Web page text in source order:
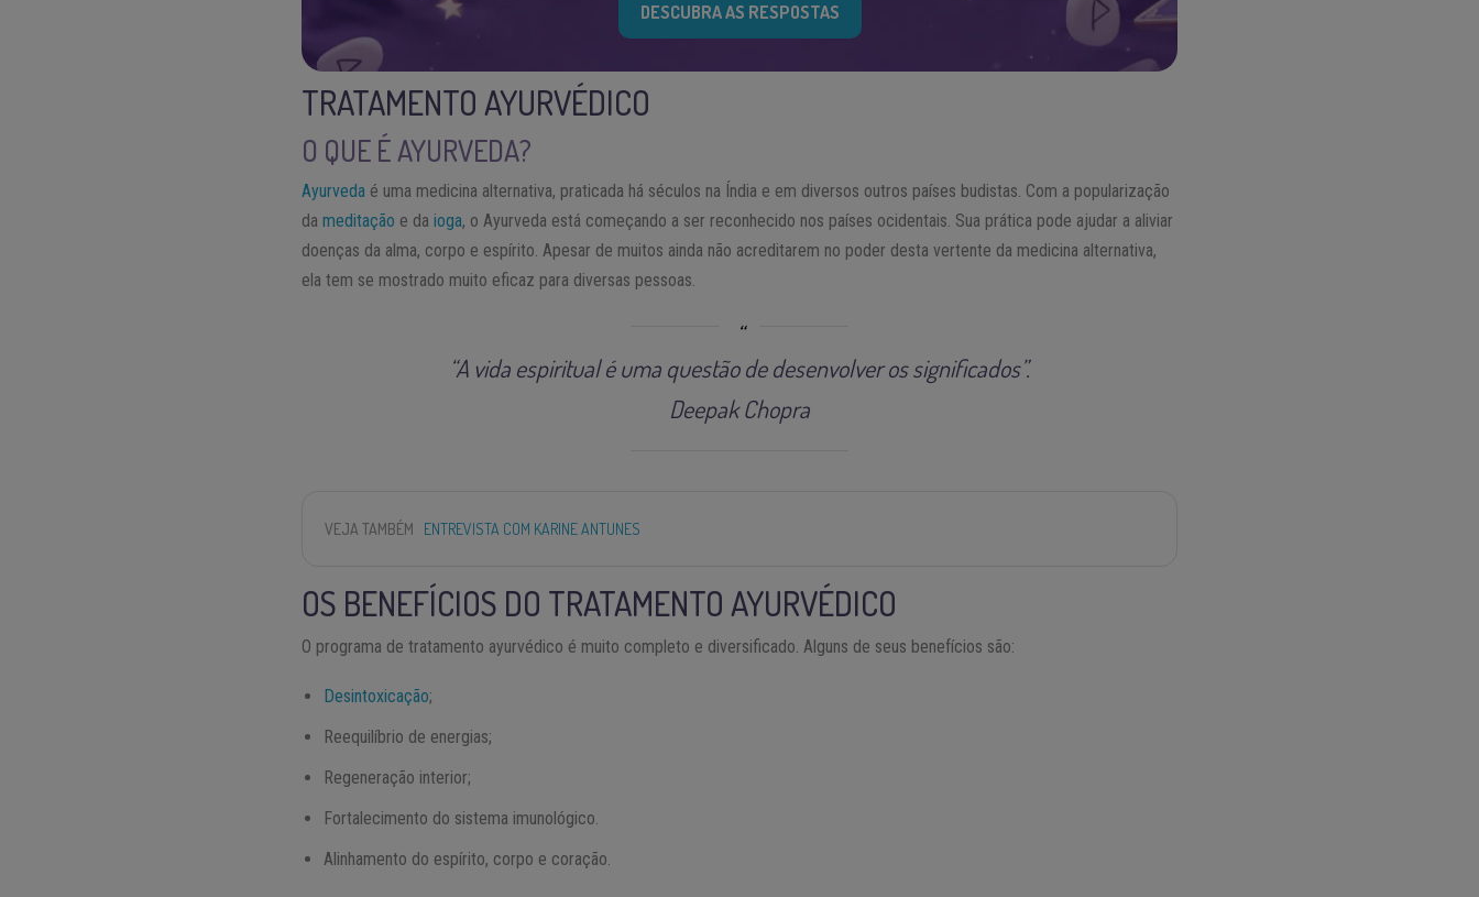
DESCUBRA AS RESPOSTAS
TRATAMENTO AYURVÉDICO
O QUE É AYURVEDA?
Ayurveda é uma medicina alternativa, praticada há séculos na Índia e em diversos outros países budistas. Com a popularização
dameditação e daioga, o Ayurveda está começando a ser reconhecido nos países ocidentais. Sua prática pode ajudar a aliviar
doenças da alma, corpo e espírito. Apesar de muitos ainda não acreditarem no poder desta vertente da medicina alternativa,
ela tem se mostrado muito eficaz para diversas pessoas.
“A vida espiritual é uma questão de desenvolver os significados”.
Deepak Chopra
VEJA TAMBÉM ENTREVISTA COM KARINE ANTUNES
OS BENEFÍCIOS DO TRATAMENTO AYURVÉDICO
O programa de tratamento ayurvédico é muito completo e diversificado. Alguns de seus benefícios são:
Desintoxicação;
Reequilíbrio de energias;
Regeneração interior;
Fortalecimento do sistema imunológico.
Alinhamento do espírito, corpo e coração.